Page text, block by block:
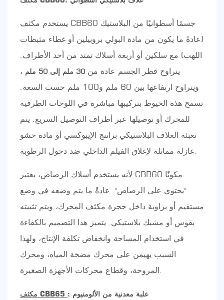
يستخدم مكثف CBB60 جسمًا أسطوانيًا من البلاستيك
(عادةً ما يكون من مادة البولي بروبيلين أو غطاء مثبطات
اللهب) مع سلكين أو أربعة أسلاك تمتد من أحد الأطراف.
يتراوح قطر الجسم عادة من 30 ملم إلى 50 ملم
،
ويتراوح ارتفاعها بين 60 ملم و100 ملم حسب السعة.
تسمح هذه الخيوط بتركيبها مباشرة في اللوحات الطرفية
للمحرك أو توصيلها عبر أطراف التوصيل السريع. يتم
تعبئة الغلاف البلاستيكي براتنج الإيبوكسي أو مادة حشو
عازلة مماثلة لإغلاق الفيلم الداخلي ضد دخول الرطوبة.
لأنه يستخدم أسلاك الرصاص، يعتبر CBB60 مكونًا
"يحتوي على الرصاص". عادةً ما يتم وضعه في وضع
مستقيم أو بزاوية داخل حجرة مكثف المحرك، ويتم تثبيته
بقوس أو مشبك بلاستيكي. يتميز هذا التصميم بالكفاءة
في استخدام المساحة وانخفاض تكلفة الإنتاج، ولهذا
السبب يهيمن على محرك مضخة المياه، ومحرك
المروحة، وقطاع محركات الأجهزة الصغيرة.
مكثف CBB65 : علبة معدنية من الألومنيوم